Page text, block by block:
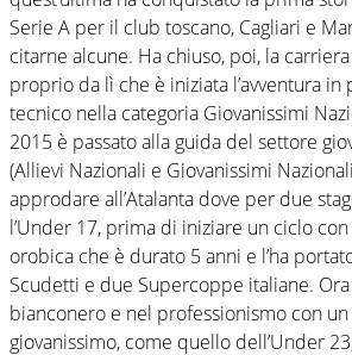
Serie A per il club toscano, Cagliari e
citarne alcune. Ha chiuso, poi, la
proprio da lì che è iniziata l’avventura in
tecnico nella categoria Giovanissimi
2015 è passato alla guida del settore
(Allievi Nazionali e Giovanissimi
approdare all’Atalanta dove per due
l’Under 17, prima di iniziare un ciclo
orobica che è durato 5 anni e l’ha
Scudetti e due Supercoppe italiane.
bianconero e nel professionismo con
giovanissimo, come quello dell’Under